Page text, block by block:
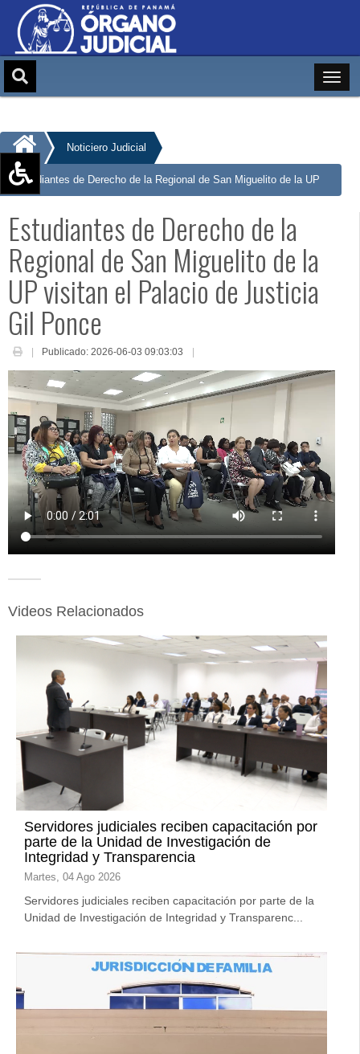
Aumentar texto (+)
Reducir texto (-)
Restablecer texto
Escala de Brillo
Escala de grises
Noticiero Judicial
Estudiantes de Derecho de la Regional de San Miguelito de la UP
Estudiantes de Derecho de la
Regional de San Miguelito de la
UP visitan el Palacio de Justicia
Gil Ponce
Publicado: 2026-06-03 09:03:03
Videos Relacionados
Servidores judiciales reciben capacitación por
parte de la Unidad de Investigación de
Integridad y Transparencia
Martes, 04 Ago 2026
Servidores judiciales reciben capacitación por parte de la
Unidad de Investigación de Integridad y Transparenc...